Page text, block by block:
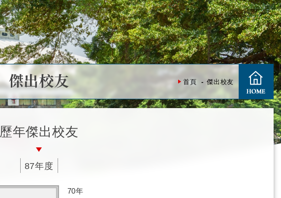
首頁 傑出校友
傑出校友
歷年傑出校友
87年度
70年